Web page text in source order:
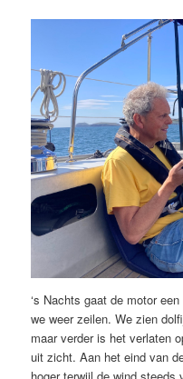
‘s Nachts gaat de motor
we weer zeilen. We zien
maar verder is het verlaten
uit zicht. Aan het eind van